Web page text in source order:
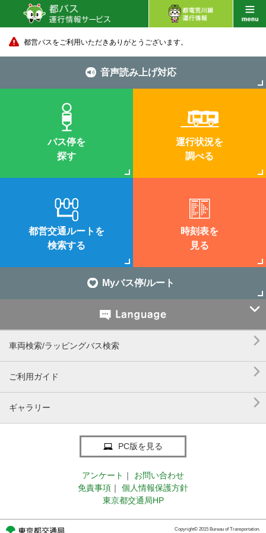
都営バスをご利用いただきありがとうございます。
音声読み上げ対応
バス停を
探す
運行状況を
調べる
都営交通ルートを
検索する
時刻表を
見る
Myバス停/ルート

車両検索/ラッピングバス検索 
ご利用ガイド 
ギャラリー 
PC版を見る
アンケート ｜
お問い合わせ
免責事項 ｜
個人情報保護方針
東京都交通局HP
Copyright© 2015 Bureau of Transportation.